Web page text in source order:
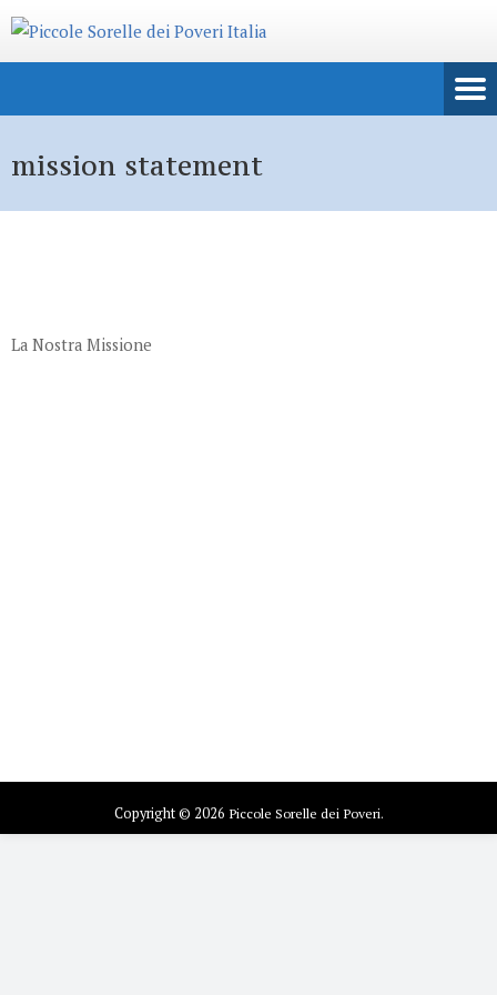
mission statement
La Nostra Missione
Copyright © 2026 Piccole Sorelle dei Poveri.